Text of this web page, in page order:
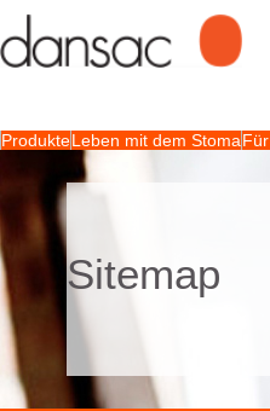
ProdukteLeben mit dem Stoma
Sitemap